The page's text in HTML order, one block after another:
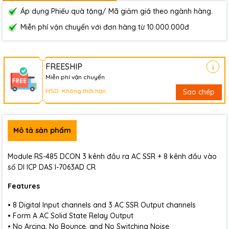
Áp dụng Phiếu quà tặng/ Mã giảm giá theo ngành hàng.
Miễn phí vận chuyển với đơn hàng từ 10.000.000đ
FREESHIP
Miễn phí vận chuyển
HSD: Không thời hạn
Sao chép
Mô tả sản phẩm
Module RS-485 DCON 3 kênh đầu ra AC SSR + 8 kênh đầu vào
số DI ICP DAS I-7063AD CR
Features
• 8 Digital Input channels and 3 AC SSR Output channels
• Form A AC Solid State Relay Output
• No Arcing, No Bounce, and No Switching Noise